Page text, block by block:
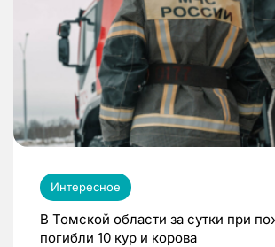
Интересное
В Томской области за сутки при
погибли 10 кур и корова